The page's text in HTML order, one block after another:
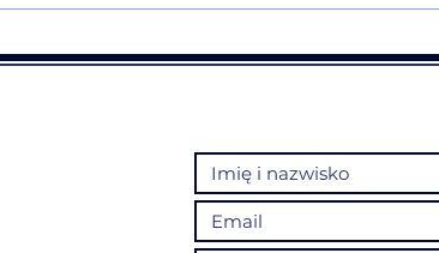
osób z Zespołem Aspergera –